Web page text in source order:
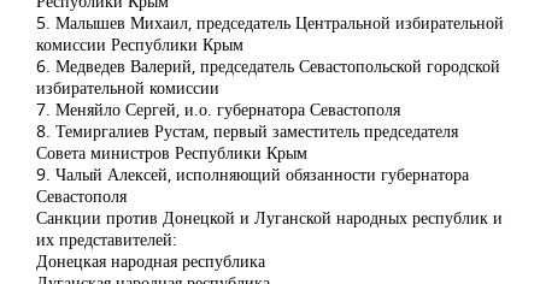
5. Малышев Михаил, председатель Центральной избирательной
комиссии Республики Крым
6. Медведев Валерий, председатель Севастопольской городской
избирательной комиссии
7. Меняйло Сергей, и.о. губернатора Севастополя
8. Темиргалиев Рустам, первый заместитель председателя
Совета министров Республики Крым
9. Чалый Алексей, исполняющий обязанности губернатора
Севастополя
Санкции против Донецкой и Луганской народных республик и
их представителей:
Донецкая народная республика